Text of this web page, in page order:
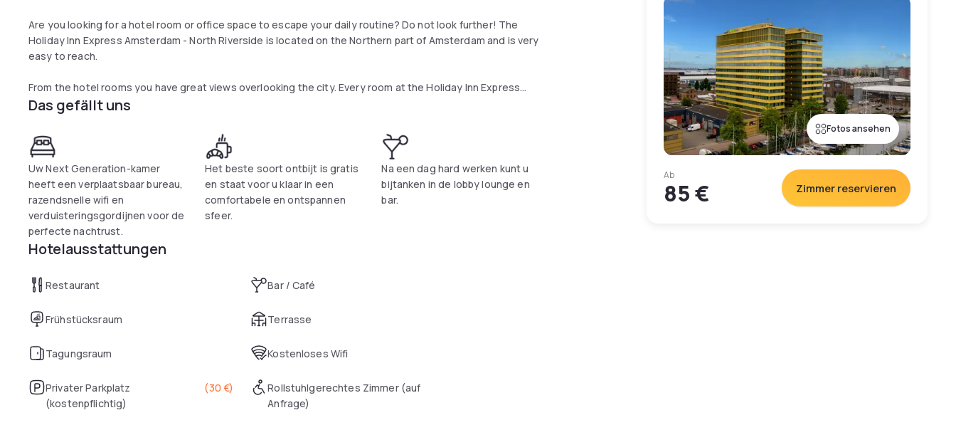
Are you looking for a hotel room or office space to escape your daily routine? Do not look further! The
Holiday Inn Express Amsterdam - North Riverside is located on the Northern part of Amsterdam and is very
easy to reach.
From the hotel rooms you have great views overlooking the city. Every room at the Holiday Inn Express
Amsterdam – North Riverside is equipped with all the facilities you need like a very comfortable bed,
flatscreen-tv, High-speed Wi-Fi, desk and your own bathroom. The accommodation also prepares an
extensive breakfast buffet every morning.
Are you coming by car? Reserve a parking space in our hotel or park your car in one of the many parking
spaces around the hotel. The staff members at the reception speak many languages which makes it easy
for international guests to communicate with them.
Das gefällt uns
Uw Next Generation-kamer
heeft een verplaatsbaar bureau,
razendsnelle wifi en
verduisteringsgordijnen voor de
perfecte nachtrust.
Het beste soort ontbijt is gratis
en staat voor u klaar in een
comfortabele en ontspannen
sfeer.
Na een dag hard werken kunt u
bijtanken in de lobby lounge en
bar.
Hotelausstattungen
Restaurant Bar / Café
Frühstücksraum Terrasse
Tagungsraum Kostenloses Wifi
Privater Parkplatz
(kostenpflichtig)
(30 €)
Rollstuhlgerechtes Zimmer (auf
Anfrage)
Fotos ansehen
Ab
85 € Zimmer reservieren